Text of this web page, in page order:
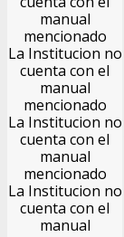
manual
mencionado
La Institucion no
cuenta con el
manual
mencionado
La Institucion no
cuenta con el
manual
mencionado
La Institucion no
cuenta con el
manual